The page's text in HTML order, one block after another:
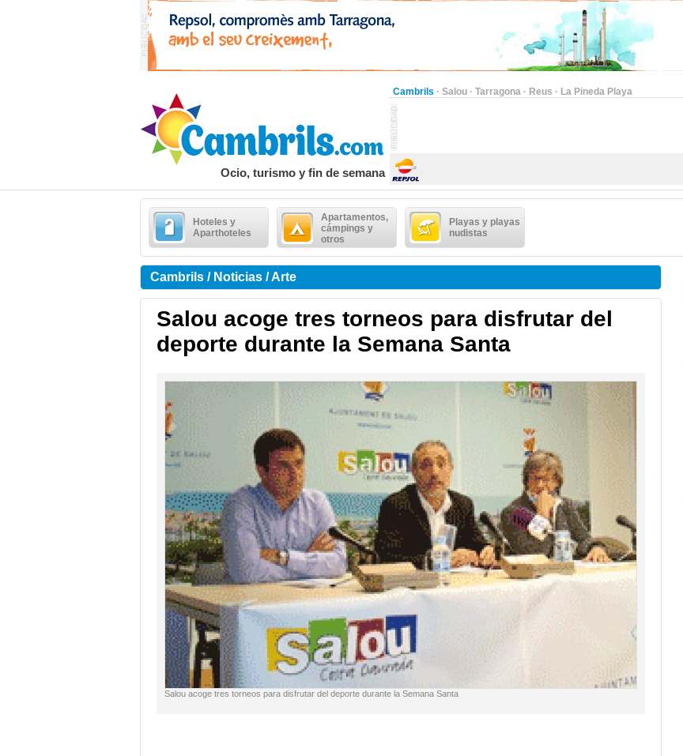
Cambrils · Salou · Tarragona · Reus · La Pineda Playa
Ocio, turismo y fin de semana
Hoteles y
Aparthoteles
Apartamentos,
cámpings y
otros
Playas y playas
nudistas
Cambrils / Noticias / Arte
Salou acoge tres torneos para disfrutar del
deporte durante la Semana Santa
Salou acoge tres torneos para disfrutar del deporte durante la Semana Santa